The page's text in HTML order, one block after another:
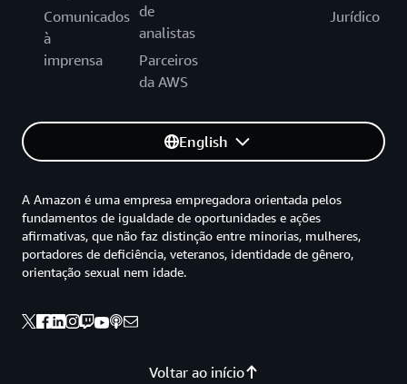
Comunicados
à
imprensa
de
analistas
Parceiros
da AWS
Jurídico
English
Voltar ao início
A Amazon é uma empresa empregadora orientada pelos
fundamentos de igualdade de oportunidades e ações
afirmativas, que não faz distinção entre minorias, mulheres,
portadores de deficiência, veteranos, identidade de gênero,
orientação sexual nem idade.